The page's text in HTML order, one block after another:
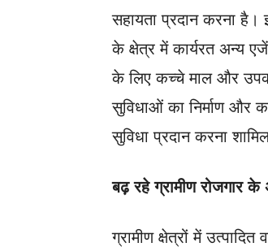
सहायता प्रदान करना
के क्षेत्र में कार्यरत अन्य
के लिए कच्चे माल और
सुविधाओं का निर्माण और
सुविधा प्रदान करना
बढ़ रहे ग्रामीण रोजगार
ग्रामीण क्षेत्रों में